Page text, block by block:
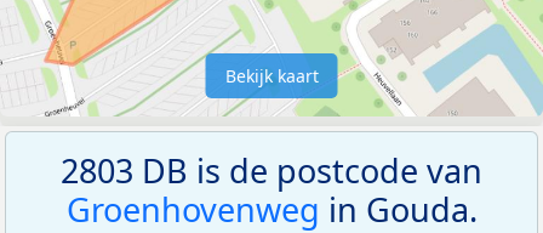
Bekijk kaart
2803 DB is de postcode van
Groenhovenweg in Gouda.